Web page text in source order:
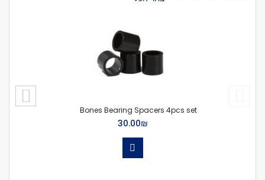
Bones Bearing Spacers 4pcs set
₪‏30.00